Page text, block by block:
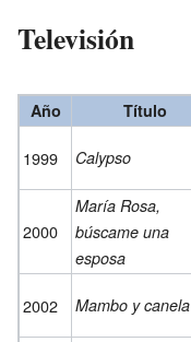
Televisión
Año Título
1999 Calypso
2000
María Rosa,
búscame una
esposa
2002 Mambo y canela